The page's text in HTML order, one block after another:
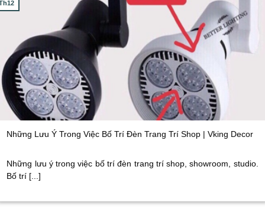
Những Lưu Ý Trong Việc Bố Trí Đèn Trang Trí Shop | Vking Decor
Những lưu ý trong việc bố trí đèn trang trí shop, showroom, studio.
Bố trí [...]